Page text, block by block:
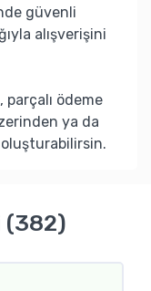
güvenli
alışverişini
parçalı ödeme
ya da
oluşturabilirsin.
(382)